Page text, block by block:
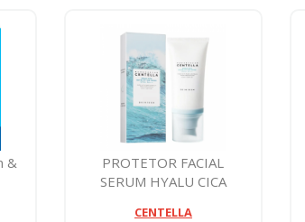
&
PROTETOR FACIAL
SERUM HYALU CICA
CENTELLA